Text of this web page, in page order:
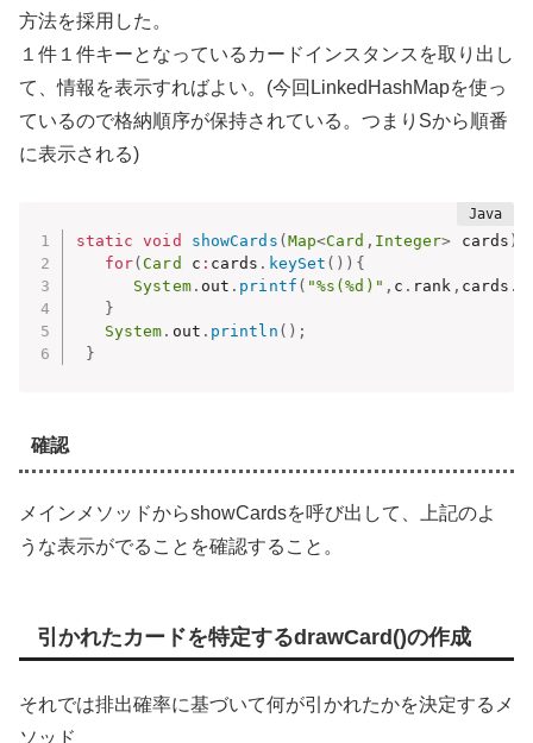
方法を採用した。
１件１件キーとなっているカードインスタンスを取り出し
て、情報を表示すればよい。(今回LinkedHashMapを使っ
ているので格納順序が保持されている。つまりSから順番
に表示される)
static void showCards ( Map<Card , Integer> cards )
for(Card c : cards . keySet ( ) ) {
System. out . printf ( "%s(%d)" , c . rank , cards .
}
System . out . println ( ) ;
}
確認
メインメソッドからshowCardsを呼び出して、上記のよ
うな表示がでることを確認すること。
引かれたカードを特定するdrawCard()の作成
それでは排出確率に基づいて何が引かれたかを決定するメ
ソッド